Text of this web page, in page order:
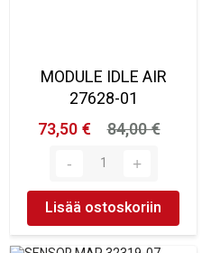
MODULE IDLE AIR
27628-01
73,50 €
84,00 €
Lisää ostoskoriin